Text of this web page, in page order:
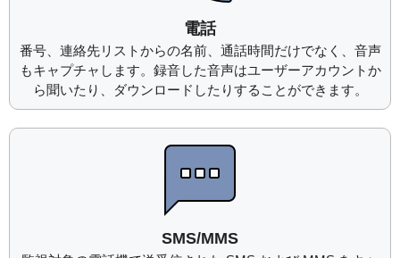
電話
番号、連絡先リストからの名前、通話時間だけでなく、音声
もキャプチャします。録音した音声はユーザーアカウントか
ら聞いたり、ダウンロードしたりすることができます。
SMS/MMS